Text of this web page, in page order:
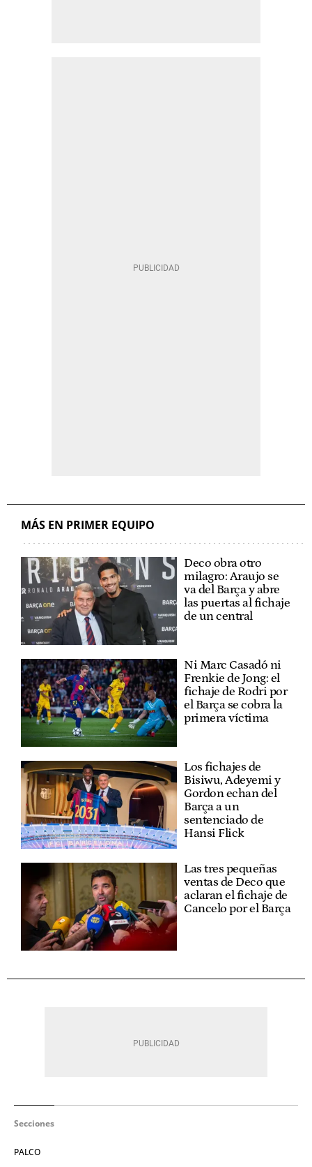
MÁS EN PRIMER EQUIPO
Deco obra otro
milagro: Araujo se
va del Barça y abre
las puertas al fichaje
de un central
Ni Marc Casadó ni
Frenkie de Jong: el
fichaje de Rodri por
el Barça se cobra la
primera víctima
Los fichajes de
Bisiwu, Adeyemi y
Gordon echan del
Barça a un
sentenciado de
Hansi Flick
Las tres pequeñas
ventas de Deco que
aclaran el fichaje de
Cancelo por el Barça
Secciones
PALCO